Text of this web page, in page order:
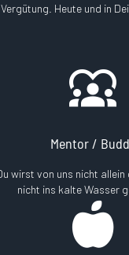
Vergütung. Heute und in
Mentor /
wirst von uns nicht allein
nicht ins kalte Wasser